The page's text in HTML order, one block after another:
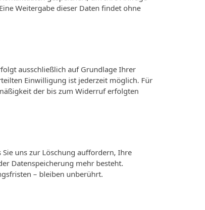
Weitergabe dieser Daten findet ohne
ausschließlich auf Grundlage Ihrer
Einwilligung ist jederzeit möglich. Für
der bis zum Widerruf erfolgten
uns zur Löschung auffordern, Ihre
Datenspeicherung mehr besteht.
– bleiben unberührt.